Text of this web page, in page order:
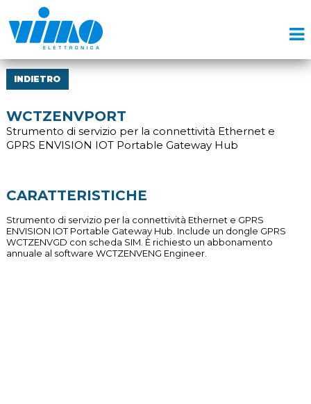
INDIETRO
WCTZENVPORT
Strumento di servizio per la connettività Ethernet e
GPRS ENVISION IOT Portable Gateway Hub
CARATTERISTICHE
Strumento di servizio per la connettività Ethernet e GPRS
ENVISION IOT Portable Gateway Hub. Include un dongle GPRS
WCTZENVGD con scheda SIM. È richiesto un abbonamento
annuale al software WCTZENVENG Engineer.